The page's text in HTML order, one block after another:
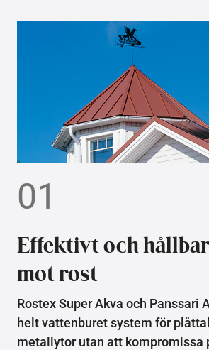
01
Effektivt och
mot rost
Rostex Super Akva och Panssari
helt vattenburet system för
metallytor utan att kompromissa